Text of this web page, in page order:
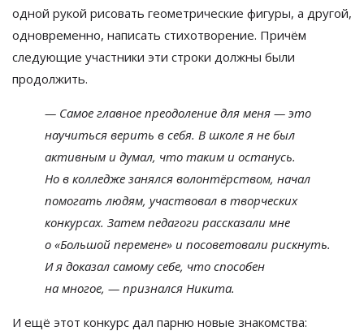
одной рукой рисовать геометрические фигуры, а другой,
одновременно, написать стихотворение. Причём
следующие участники эти строки должны были
продолжить.
— Самое главное преодоление для меня — это
научиться верить в себя. В школе я не был
активным и думал, что таким и останусь.
Но в колледже занялся волонтёрством, начал
помогать людям, участвовал в творческих
конкурсах. Затем педагоги рассказали мне
о «Большой перемене» и посоветовали рискнуть.
И я доказал самому себе, что способен
на многое, — признался Никита.
И ещё этот конкурс дал парню новые знакомства: